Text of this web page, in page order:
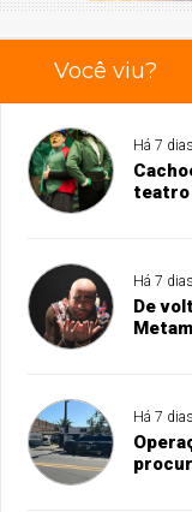
Você viu?
Há 7 dias
teatro
Há 7 dias
De
Há 7 dias